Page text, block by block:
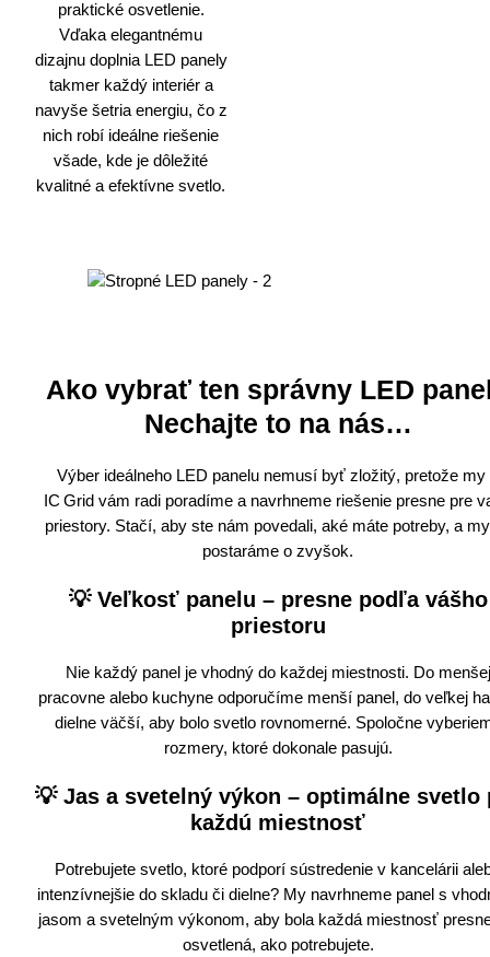
praktické osvetlenie.
Vďaka elegantnému
dizajnu doplnia LED panely
takmer každý interiér a
navyše šetria energiu, čo z
nich robí ideálne riešenie
všade, kde je dôležité
kvalitné a efektívne svetlo.
Ako vybrať ten správny LED
Nechajte to na nás…
Výber ideálneho LED panelu nemusí byť zložitý, pretože my
IC Grid vám radi poradíme a navrhneme riešenie presne pre
priestory. Stačí, aby ste nám povedali, aké máte potreby, a
postaráme o zvyšok.
💡 Veľkosť panelu – presne podľa vášho
priestoru
Nie každý panel je vhodný do každej miestnosti. Do menšej
pracovne alebo kuchyne odporučíme menší panel, do veľkej
dielne väčší, aby bolo svetlo rovnomerné. Spoločne
rozmery, ktoré dokonale pasujú.
💡 Jas a svetelný výkon – optimálne svetlo
každú miestnosť
Potrebujete svetlo, ktoré podporí sústredenie v kancelárii
intenzívnejšie do skladu či dielne? My navrhneme panel s
jasom a svetelným výkonom, aby bola každá miestnosť
osvetlená, ako potrebujete.